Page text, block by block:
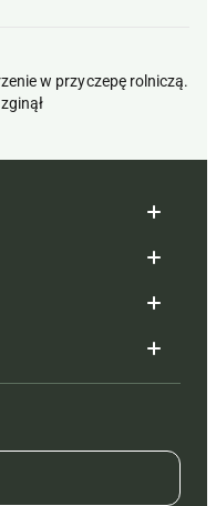
w przyczepę rolniczą.